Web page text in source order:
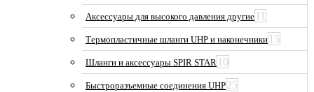
Аксессуары для высокого давления другие 11
Термопластичные шланги UHP и наконечники 15
Шланги и аксессуары SPIR STAR 10
Быстроразъемные соединения UHP25